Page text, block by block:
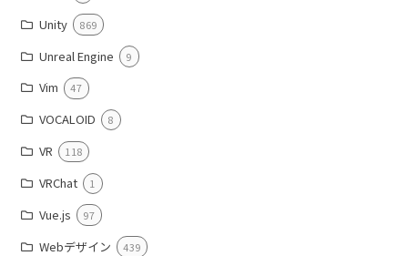
Unity
869
Unreal Engine 9
Vim 47
VOCALOID 8
VR 118
VRChat 1
Vue.js 97
Webデザイン 439